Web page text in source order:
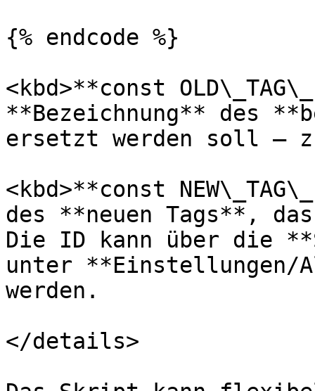
{% endcode %}
<kbd>**const
**Bezeichnung** des
ersetzt werden soll –
<kbd>**const
des **neuen Tags**,
Die ID kann über die
unter **Einstellungen/
werden.
</details>